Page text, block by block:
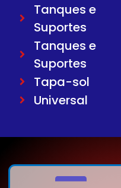
Tanques e
Suportes
Tanques e
Suportes
Tapa-sol
Universal